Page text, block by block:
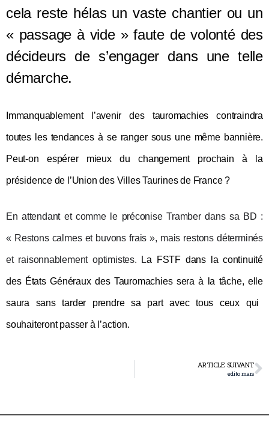
cela reste hélas un vaste chantier ou un
« passage à vide » faute de volonté des
décideurs de s’engager dans une telle
démarche.
Immanquablement l’avenir des tauromachies contraindra
toutes les tendances à se ranger sous une même bannière.
Peut-on espérer mieux du changement prochain à la
présidence de l’Union des VillesTaurines de France?
En attendant et comme le préconiseTramberdans sa BD :
« Restons calmes et buvons frais », mais restons déterminés
et raisonnablement optimistes. La FSTF dans la continuité
des États Généraux des Tauromachies sera à la tâche, elle
saura sans tarder prendre sa partavec tous ceux qui
souhaiterontpasser à l’action.
ARTICLE SUIVANT
edito mars